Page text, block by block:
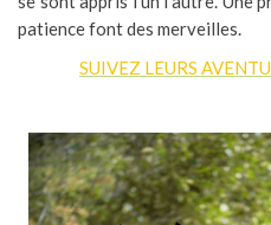
patience font des merveilles.
SUIVEZ LEURS